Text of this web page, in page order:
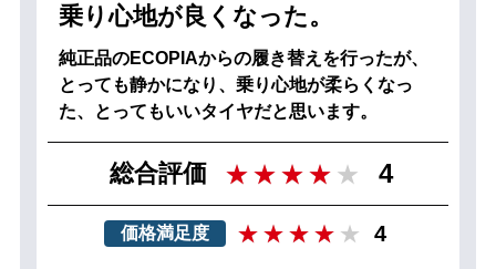
乗り心地が良くなった。
純正品のECOPIAからの履き替えを行ったが、
とっても静かになり、乗り心地が柔らくなっ
た、とってもいいタイヤだと思います。
総合評価 4
価格満足度 4